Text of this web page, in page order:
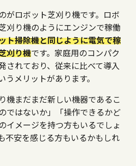
がロボット芝刈り機です。ロボ
刈り機のようにエンジンで稼働
ト掃除機と同じように電気で稼
刈り機です。家庭用のコンパク
されており、従来に比べて導入
うメリットがあります。
機まだまだ新しい機器であるこ
ではないか」「操作できるかど
イメージを持つ方もいるでしょ
不安を感じる方もいるかもしれ